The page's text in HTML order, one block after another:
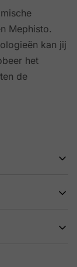
Mephisto.
kan jij
het
de